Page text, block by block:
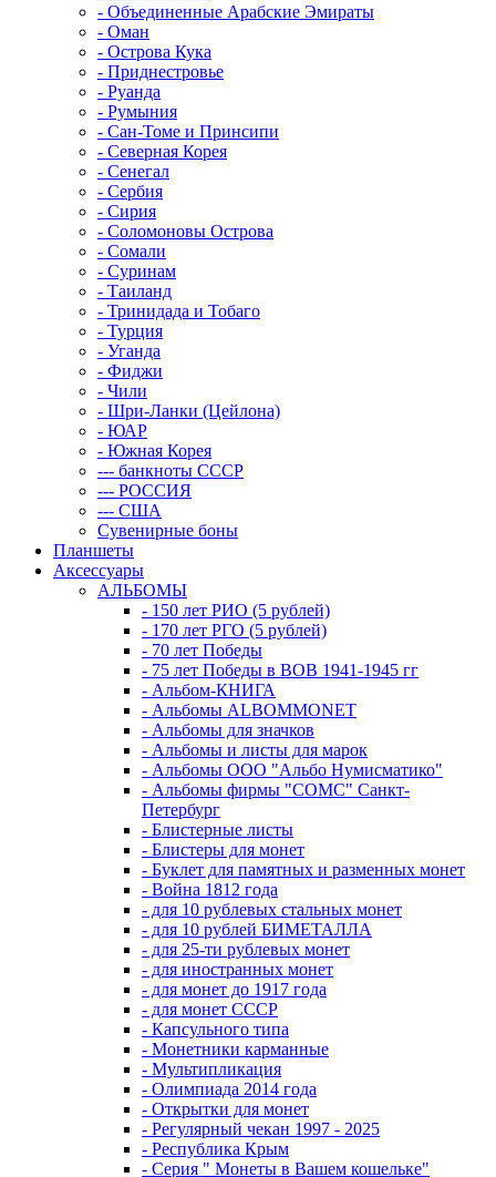
- Объединенные Арабские Эмираты
- Оман
- Острова Кука
- Приднестровье
- Руанда
- Румыния
- Сан-Томе и Принсипи
- Северная Корея
- Сенегал
- Сербия
- Сирия
- Соломоновы Острова
- Сомали
- Суринам
- Таиланд
- Тринидада и Тобаго
- Турция
- Уганда
- Фиджи
- Чили
- Шри-Ланки (Цейлона)
- ЮАР
- Южная Корея
--- банкноты СССР
--- РОССИЯ
--- США
Сувенирные боны
Планшеты
Аксессуары
АЛЬБОМЫ
- 150 лет РИО (5 рублей)
- 170 лет РГО (5 рублей)
- 70 лет Победы
- 75 лет Победы в ВОВ 1941-1945 гг
- Альбом-КНИГА
- Альбомы ALBOMMONET
- Альбомы для значков
- Альбомы и листы для марок
- Альбомы ООО "Альбо Нумисматико"
- Альбомы фирмы "СОМС" Санкт-
Петербург
- Блистерные листы
- Блистеры для монет
- Буклет для памятных и разменных монет
- Война 1812 года
- для 10 рублевых стальных монет
- для 10 рублей БИМЕТАЛЛА
- для 25-ти рублевых монет
- для иностранных монет
- для монет до 1917 года
- для монет СССР
- Капсульного типа
- Монетники карманные
- Мультипликация
- Олимпиада 2014 года
- Открытки для монет
- Регулярный чекан 1997 - 2025
- Республика Крым
- Серия " Монеты в Вашем кошельке"